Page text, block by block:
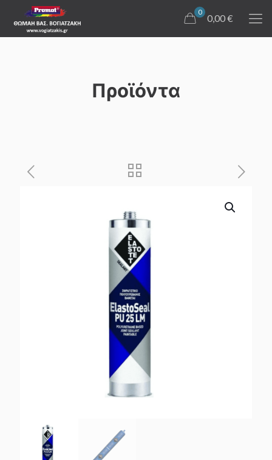
0
0,00 €
Προϊόντα